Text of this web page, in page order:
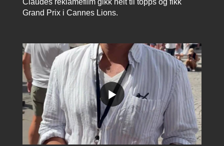
Claudes reklamefilm gikk helt til topps og fikk
Grand Prix i Cannes Lions.